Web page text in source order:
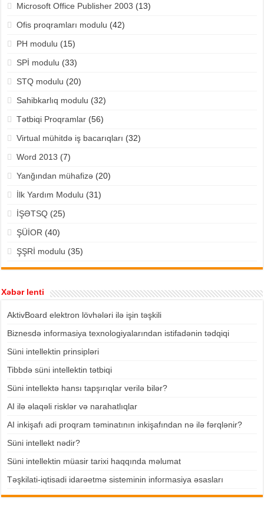
Microsoft Office Publisher 2003 (13)
Ofis proqramları modulu (42)
PH modulu (15)
SPİ modulu (33)
STQ modulu (20)
Sahibkarlıq modulu (32)
Tətbiqi Proqramlar(56)
Virtual mühitdə iş bacarıqları (32)
Word 2013 (7)
Yanğından mühafizə(20)
İlk Yardım Modulu (31)
İŞƏTSQ(25)
ŞÜİOR (40)
ŞŞRİ modulu (35)
Xəbər lenti
AktivBoard elektron lövhələri ilə işin təşkili
Biznesdə informasiya texnologiyalarından istifadənin tədqiqi
Süni intellektin prinsipləri
Tibbdə süni intellektin tətbiqi
Süni intellektə hansı tapşırıqlar verilə bilər?
AI ilə əlaqəli risklər və narahatlıqlar
AI inkişafı adi proqram təminatının inkişafından nə ilə fərqlənir?
Süni intellekt nədir?
Süni intellektin müasir tarixi haqqında məlumat
Təşkilati-iqtisadi idarəetmə sisteminin informasiya əsasları